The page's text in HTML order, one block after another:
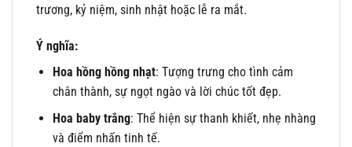
trương, kỷ niệm, sinh nhật hoặc lễ ra mắt.
Ý nghĩa:
Hoa hồng hồng nhạt: Tượng trưng cho tình cảm
chân thành, sự ngọt ngào và lời chúc tốt đẹp.
Hoa baby trắng: Thể hiện sự thanh khiết, nhẹ nhàng
và điểm nhấn tinh tế.